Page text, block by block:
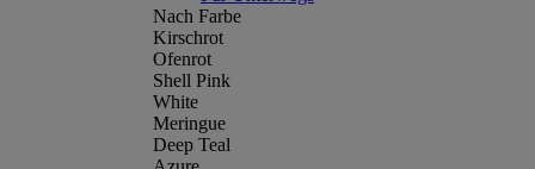
Nach Farbe
Kirschrot
Ofenrot
Shell Pink
White
Meringue
Deep Teal